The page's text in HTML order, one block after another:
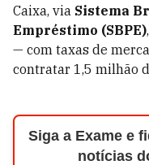
Caixa, via Sistema
Empréstimo (SBPE)
— com taxas de
contratar 1,5 milhão
Siga a Exame e
notícias